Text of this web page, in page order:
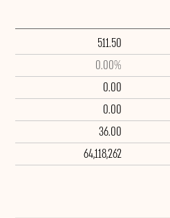
511.50
0.00%
0.00
0.00
36.00
64,118,262